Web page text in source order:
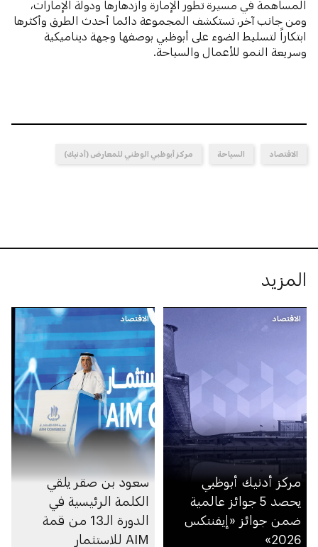
المساهمة في مسيرة تطور الإمارة وازدهارها ودولة الإمارات،
ومن جانب آخر، تستكشف المجموعة دائما أحدث الطرق وأكثرها
ابتكاراً لتسليط الضوء على أبوظبي بوصفها وجهة ديناميكية
وسريعة النمو للأعمال والسياحة.
الاقتصاد السياحة مركز أبوظبي الوطني للمعارض (أدنيك)
المزيد
الاقتصاد
مركز أدنيك أبوظبي
يحصد 5 جوائز عالمية
ضمن جوائز «إيفنتكس
2026»
الاقتصاد
سعود بن صقر يلقي
الكلمة الرئيسية في
الدورة الـ13 من قمة
AIM للاستثمار